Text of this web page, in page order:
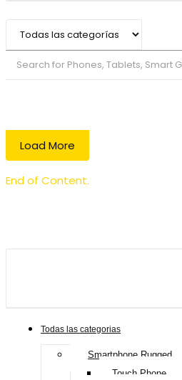
Load More
End of Content.
Todas las categorias
Smartphone Rugged
Touch Phone